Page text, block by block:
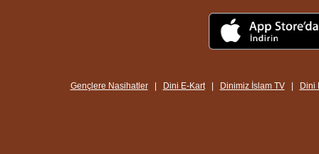
Gençlere Nasihatler| Dini E-Kart| Dinimiz İslam TV| Dini